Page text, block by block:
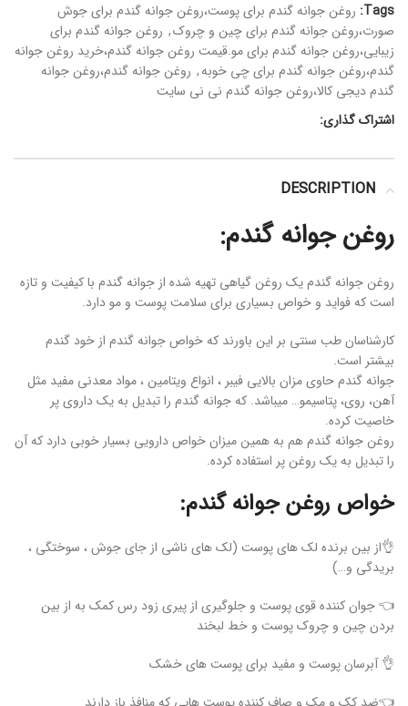
Tags: روغن جوانه گندم برای پوست،روغن جوانه گندم برای جوش
صورت،روغن جوانه گندم برای چین و چروک, روغن جوانه گندم برای
زیبایی،روغن جوانه گندم برای مو.قیمت روغن جوانه گندم،خرید روغن جوانه
گندم،روغن جوانه گندم برای چی خوبه, روغن جوانه گندم،روغن جوانه
گندم دیجی کالا،روغن جوانه گندم نی نی سایت
اشتراک گذاری:
DESCRIPTION
روغن جوانه گندم:
روغن جوانه گندم یک روغن گیاهی تهیه شده از جوانه گندم با کیفیت و تازه
است که فواید و خواص بسیاری برای سلامت پوست و مو دارد.
کارشناسان طب سنتی بر این باورند که خواص جوانه گندم از خود گندم
بیشتر است.
جوانه گندم حاوی مزان بالایی فیبر ، انواع ویتامین ، مواد معدنی مفید مثل
آهن، روی، پتاسیمو… میباشد. که جوانه گندم را تبدیل به یک داروی پر
خاصیت کرده.
روغن جوانه گندم هم به همین میزان خواص دارویی بسیار خوبی دارد که آن
را تبدیل به یک روغن پر استفاده کرده.
خواص روغن جوانه گندم:
👌از بین برنده لک های پوست (لک های ناشی از جای جوش ، سوختگی ،
بریدگی و…)
👈 جوان کننده قوی پوست و جلوگیری از پیری زود رس کمک به از بین
بردن چین و چروک پوست و خط لبخند
👌 آبرسان پوست و مفید برای پوست های خشک